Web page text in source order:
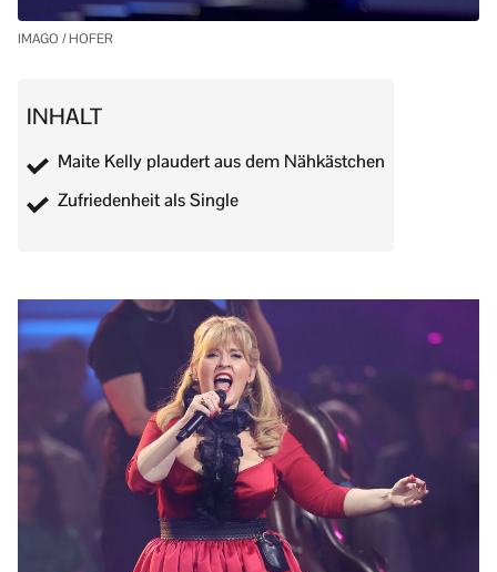
IMAGO / HOFER
INHALT
Maite Kelly plaudert aus dem Nähkästchen
Zufriedenheit als Single